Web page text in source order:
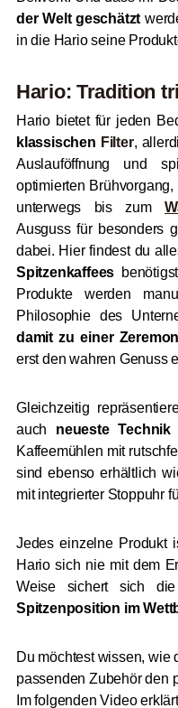
der Welt geschätzt
in die Hario seine
Hario: Tradition
Hario bietet für jeden
klassischen Filter,
Auslauföffnung und
optimierten Brühvorgang,
unterwegs bis zum
Ausguss für besonders
dabei. Hier findest du
Spitzenkaffees
Produkte werden
Philosophie des
damit zu einer
erst den wahren Genuss
Gleichzeitig
auch neueste
Kaffeemühlen mit
sind ebenso erhältlich
mit integrierter Stoppuhr
Jedes einzelne Produkt
Hario sich nie mit dem
Weise sichert sich
Spitzenposition im
Du möchtest wissen, wie
passenden Zubehör den
Im folgenden Video